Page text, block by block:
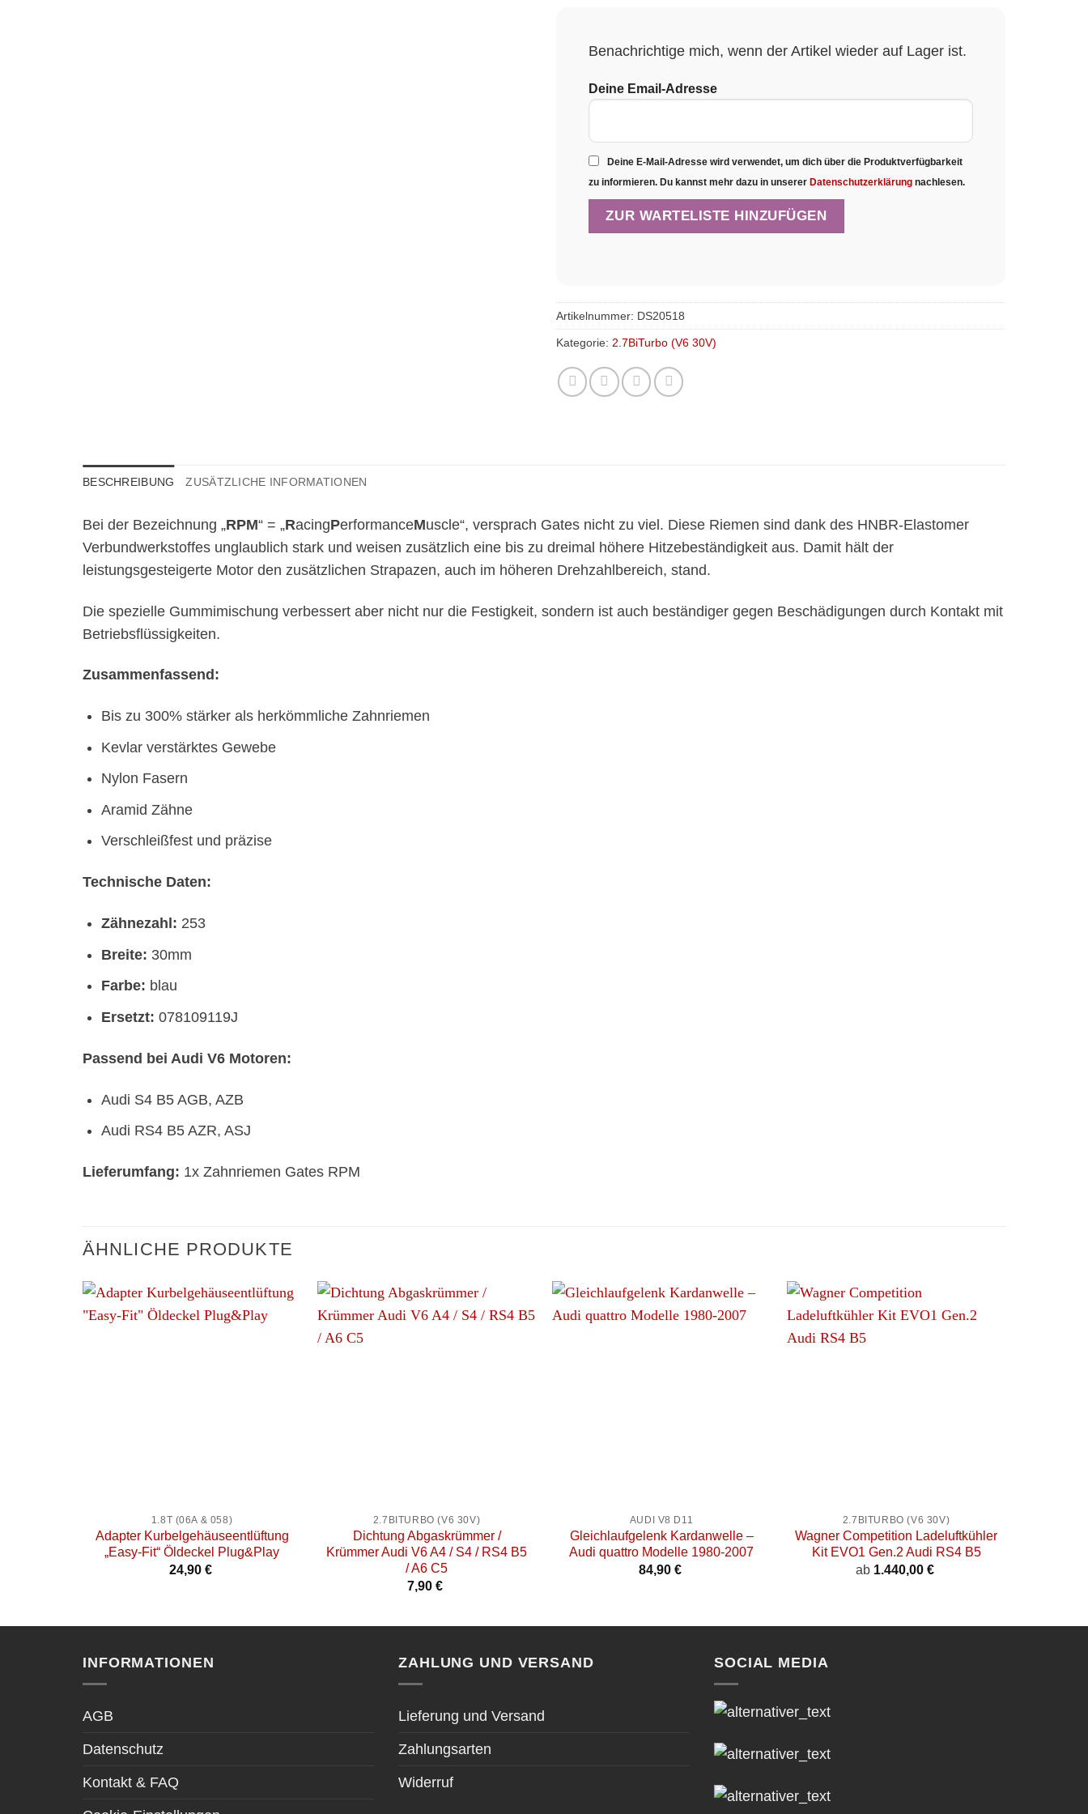
Benachrichtige mich, wenn der Artikel wieder auf Lager ist.
Deine Email-Adresse
Deine E-Mail-Adresse wird verwendet, um dich über die Produktverfügbarkeit
zu informieren. Du kannst mehr dazu in unserer Datenschutzerklärung nachlesen.
Artikelnummer: DS20518
Kategorie: 2.7BiTurbo (V6 30V)
BESCHREIBUNG ZUSÄTZLICHE INFORMATIONEN
Bei der Bezeichnung „RPM“ = „RacingPerformanceMuscle“, versprach Gates nicht zu viel. Diese Riemen sind dank des HNBR-Elastomer
Verbundwerkstoffes unglaublich stark und weisen zusätzlich eine bis zu dreimal höhere Hitzebeständigkeit aus. Damit hält der
leistungsgesteigerte Motor den zusätzlichen Strapazen, auch im höheren Drehzahlbereich, stand.
Die spezielle Gummimischung verbessert aber nicht nur die Festigkeit, sondern ist auch beständiger gegen Beschädigungen durch Kontakt mit
Betriebsflüssigkeiten.
Zusammenfassend:
Bis zu 300% stärker als herkömmliche Zahnriemen
Kevlar verstärktes Gewebe
Nylon Fasern
Aramid Zähne
Verschleißfest und präzise
Technische Daten:
Zähnezahl: 253
Breite: 30mm
Farbe: blau
Ersetzt: 078109119J
Passend bei Audi V6 Motoren:
Audi S4 B5 AGB, AZB
Audi RS4 B5 AZR, ASJ
Lieferumfang: 1x Zahnriemen Gates RPM
ÄHNLICHE PRODUKTE
1.8T (06A & 058)
Adapter Kurbelgehäuseentlüftung
„Easy-Fit“ Öldeckel Plug&Play
24,90 €
2.7BITURBO (V6 30V)
Dichtung Abgaskrümmer /
Krümmer Audi V6 A4 / S4 / RS4 B5
/ A6 C5
7,90 €
AUDI V8 D11
Gleichlaufgelenk Kardanwelle –
Audi quattro Modelle 1980-2007
84,90 €
2.7BITURBO (V6 30V)
Wagner Competition Ladeluftkühler
Kit EVO1 Gen.2 Audi RS4 B5
ab 1.440,00 €
INFORMATIONEN
AGB
Datenschutz
Kontakt & FAQ
ZAHLUNG UND VERSAND
Lieferung und Versand
Zahlungsarten
Widerruf
SOCIAL MEDIA